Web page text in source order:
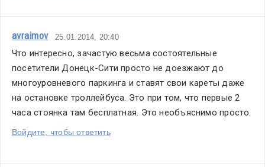
avraimov 25.01.2014, 20:40
Что интересно, зачастую весьма состоятельные
посетители Донецк-Сити просто не доезжают до
многоуровневого паркинга и ставят свои кареты даже
на остановке троллейбуса. Это при том, что первые 2
часа стоянка там бесплатная. Это необъяснимо просто.
Войдите, чтобы ответить